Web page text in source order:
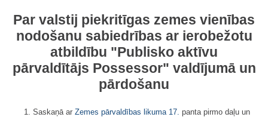
Par valstij piekritīgas zemes vienības
nodošanu sabiedrības ar ierobežotu
atbildību "Publisko aktīvu
pārvaldītājs Possessor" valdījumā un
pārdošanu
1. Saskaņā ar Zemes pārvaldības likuma 17. panta pirmo daļu un